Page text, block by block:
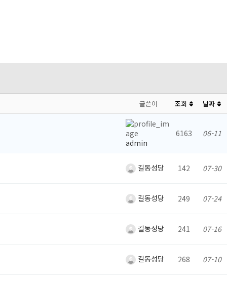
글쓴이 조회 날짜
admin
6163 06-11
길동성당 142 07-30
길동성당 249 07-24
길동성당 241 07-16
길동성당 268 07-10